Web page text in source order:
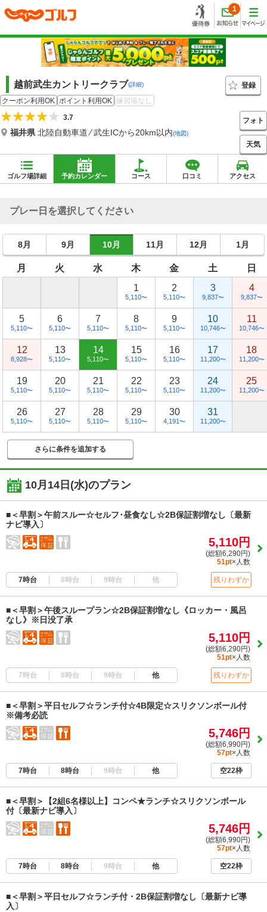
1
越前武生カントリークラブ(詳細)
登録
クーポン利用OK ポイント利用OK 練習場なし
3.7
福井県北陸自動車道 ⁄ 武生ICから20km以内(地図)
フォト
天気
ゴルフ場詳細 予約カレンダー コース 口コミ アクセス
プレー日を選択してください
8月 9月 10月 11月 12月 1月
月 火 水 木 金 土
日
1
5,110〜
2
5,110〜
3
9,837〜
4
9,837〜
5
5,110〜
6
5,110〜
7
5,110〜
8
5,110〜
9
5,110〜
10
10,746〜
11
10,746〜
12
8,928〜
13
5,110〜
14
5,110〜
15
5,110〜
16
5,110〜
17
11,200〜
18
11,200〜
19
5,110〜
20
5,110〜
21
5,110〜
22
5,110〜
23
5,110〜
24
11,200〜
25
11,200〜
26
5,110〜
27
5,110〜
28
5,110〜
29
5,110〜
30
4,191〜
31
11,200〜
さらに条件を追加する
10月14日(水)のプラン
■＜早割＞午前スルー☆セルフ･昼食なし☆2B保証割増なし〔最新
ナビ導入〕
5,110円
(総額6,290円)
51pt×人数
7時台 8時台 9時台 他 残りわずか
■＜早割＞午後スループラン☆2B保証割増なし《ロッカー・風呂
なし》※日没了承
5,110円
(総額6,290円)
51pt×人数
7時台 8時台 9時台 他 残りわずか
■＜早割＞平日セルフ☆ランチ付☆4B限定☆スリクソンボール付
※備考必読
5,746円
(総額6,990円)
57pt×人数
7時台 8時台 9時台 他 空22枠
■＜早割＞【2組6名様以上】コンペ★ランチ☆スリクソンボール
付〔最新ナビ導入〕
5,746円
(総額6,990円)
57pt×人数
7時台 8時台 9時台 他 空22枠
■＜早割＞平日セルフ☆ランチ付・2B保証割増なし〔最新ナビ導
入〕